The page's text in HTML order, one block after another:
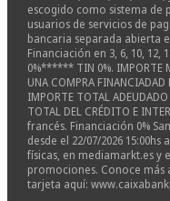
escogido como sistema de
usuarios de servicios de
bancaria separada abierta
Financiación en 3, 6, 10, 12,
0%****** TIN 0%. IMPORTE
UNA COMPRA FINANCIADAD
IMPORTE TOTAL
TOTAL DEL CRÉDITO E
francés. Financiación 0%
desde el 22/07/2026 15:00hs
físicas, en mediamarkt.es y
promociones. Conoce más
tarjeta aquí: